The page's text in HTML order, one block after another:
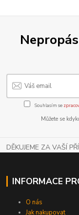
Souhlasím se
Můžete se
DĚKUJEME ZA VAŠÍ
INFORMACE
O nás
Jak nakupovat